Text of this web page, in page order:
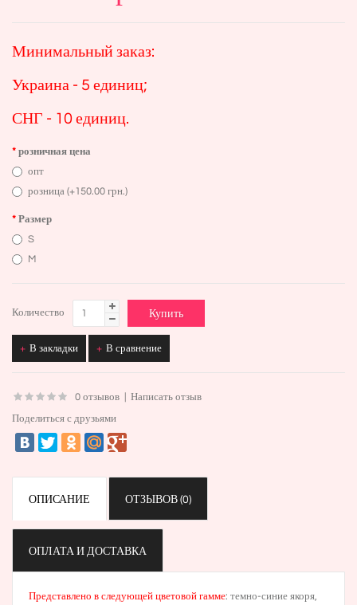
Минимальный заказ:
Украина - 5 единиц;
СНГ - 10 единиц.
розничная цена
опт
розница (+150.00 грн.)
Размер
S
M
Количество
В закладки В сравнение
0 отзывов | Написать отзыв
Поделиться с друзьями
ОПИСАНИЕ ОТЗЫВОВ (0)
ОПЛАТА И ДОСТАВКА
Представлено в следующей цветовой гамме: темно-синие якоря